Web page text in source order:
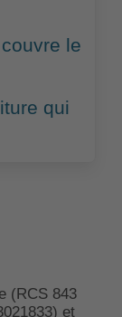
le
qui
(RCS 843
et